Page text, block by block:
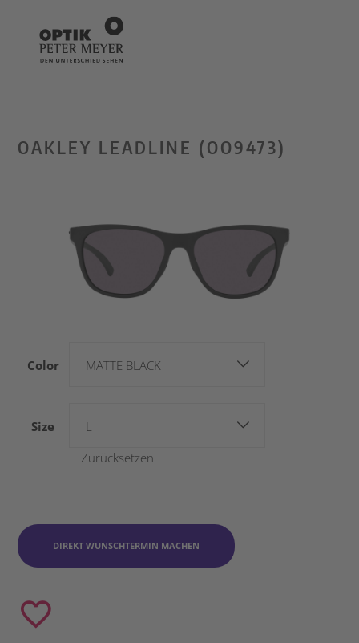
OAKLEY LEADLINE (OO9473)
Color MATTE BLACK
Size
L
Zurücksetzen
DIREKT WUNSCHTERMIN MACHEN